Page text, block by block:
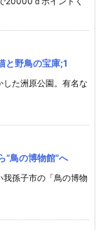
と野鳥の宝庫;1
た洲原公園。有名な
”鳥の博物館”へ
孫子市の「鳥の博物